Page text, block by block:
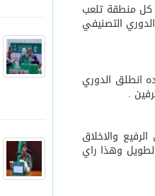
بين العلم والأخلاق والعمل
كل منطقة تلعب
التصنيفي
انطلق الدوري
والاخلاق
وهذا راي